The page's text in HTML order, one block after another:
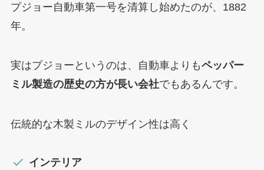
プジョー自動車第一号を清算し始めたのが、1882
年。
実はプジョーというのは、自動車よりもペッパー
ミル製造の歴史の方が長い会社でもあるんです。
伝統的な木製ミルのデザイン性は高く
インテリア